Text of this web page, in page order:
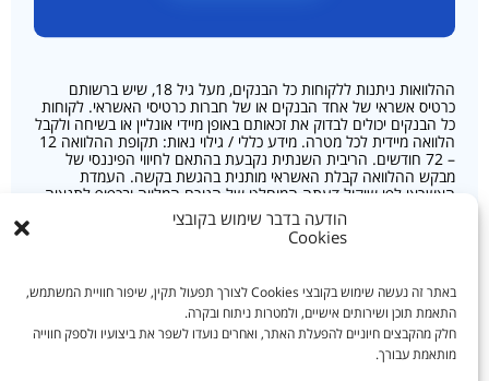
הודעה בדבר שימוש בקובצי
Cookies
באתר זה נעשה שימוש בקובצי Cookies לצורך תפעול תקין, שיפור חוויית המשתמש,
התאמת תוכן ושירותים אישיים, ולמטרות ניתוח ובקרה.
חלק מהקבצים חיוניים להפעלת האתר, ואחרים נועדו לשפר את ביצועיו ולספק חווייה
מותאמת עבורך.
ההלוואות ניתנות ללקוחות כל הבנקים, מעל גיל 18, שיש ברשותם
כרטיס אשראי של אחד הבנקים או של חברות כרטיסי האשראי. לקוחות
כל הבנקים יכולים לבדוק את זכאותם באופן מיידי אונליין או בשיחה ולקבל
הלוואה מיידית לכל מטרה. מידע כללי / גילוי נאות: תקופת ההלוואה 12
– 72 חודשים. הריבית השנתית נקבעת בהתאם לחיווי הפיננסי של
מבקש ההלוואה קבלת האשראי מותנית בהגשת בקשה. העמדת
האשראי לפי שיקול דעתה המוחלט של הגורם המלווה ובכפוף לתנאיה.
הפרסום איננו מהווה הצעה למתן אשראי. אי עמידה בפירעון ההלוואה
עלול לגרור חיוב בריבית פיגורים והליכי הוצאה לפועל. הודעה בנוגע
לקבלת חיווי אשראי בכוונת הגורם הממן – לקבל חיווי אשראי לגביך
החיווי לשכת האשראי תגיש לבנק ישראל בקשה לקבלת נתוני האשראי
לגביך הכלולים במאגר נתוני אשראי של בנק ישראל. הודעה בנוגע
לקבלת חיווי אשראי הרינו להודיעך כי לשם בחינת בקשתך לקבלת
אישור עקרוני לקבלת הלוואה, תהיה רשאית חברת המימון לפנות
ללשכת האשראי בבקשה לקבלת חיווי אשראי. לצורך קבלת החיווי,
לשכת האשראי תגיש לבנק ישראל בקשה לקבלת נתוני אשראי הכלולים